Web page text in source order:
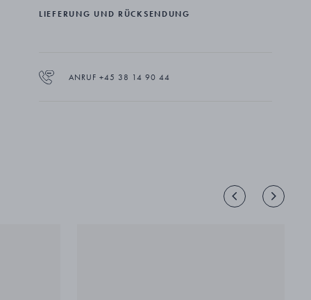
skulpturalen Schmucks von Georg Jensen verankert ist, hat
modern wie klassisch sind.
LIEFERUNG UND RÜCKSENDUNG
ANRUF +45 38 14 90 44